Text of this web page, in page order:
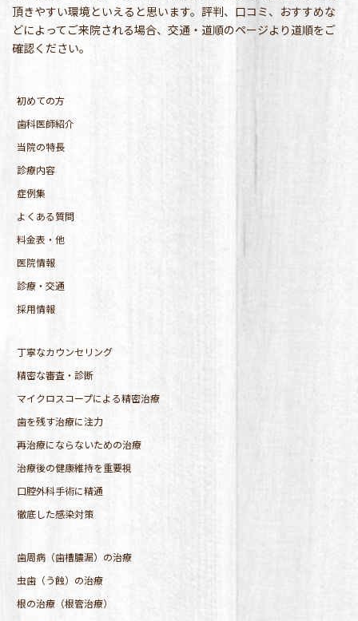
頂きやすい環境といえると思います。評判、口コミ、おすすめな
どによってご来院される場合、交通・道順のページより道順をご
確認ください。
初めての方
歯科医師紹介
当院の特長
診療内容
症例集
よくある質問
料金表・他
医院情報
診療・交通
採用情報
丁寧なカウンセリング
精密な審査・診断
マイクロスコープによる精密治療
歯を残す治療に注力
再治療にならないための治療
治療後の健康維持を重要視
口腔外科手術に精通
徹底した感染対策
歯周病（歯槽膿漏）の治療
虫歯（う蝕）の治療
根の治療（根管治療）